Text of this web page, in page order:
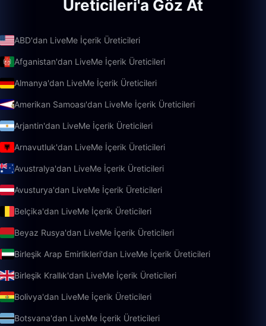
Üreticileri'a Göz At
ABD'dan LiveMe İçerik Üreticileri
Afganistan'dan LiveMe İçerik Üreticileri
Almanya'dan LiveMe İçerik Üreticileri
Amerikan Samoası'dan LiveMe İçerik Üreticileri
Arjantin'dan LiveMe İçerik Üreticileri
Arnavutluk'dan LiveMe İçerik Üreticileri
Avustralya'dan LiveMe İçerik Üreticileri
Avusturya'dan LiveMe İçerik Üreticileri
Belçika'dan LiveMe İçerik Üreticileri
Beyaz Rusya'dan LiveMe İçerik Üreticileri
Birleşik Arap Emirlikleri'dan LiveMe İçerik Üreticileri
Birleşik Krallık'dan LiveMe İçerik Üreticileri
Bolivya'dan LiveMe İçerik Üreticileri
Botsvana'dan LiveMe İçerik Üreticileri